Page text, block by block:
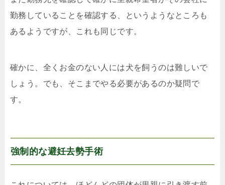
勤務していることを確認する、というようなところも
あるようですが、これも同じです。
確かに、全くお金のない人には犬を飼うのは難しいで
しょう。でも、そこまでやる必要があるのか疑問で
す。
強制的な避妊去勢手術